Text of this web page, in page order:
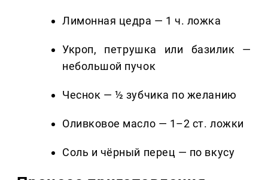
Лимонная цедра — 1 ч. ложка
Укроп, петрушка или базилик —
небольшой пучок
Чеснок — ½ зубчика по желанию
Оливковое масло — 1–2 ст. ложки
Соль и чёрный перец — по вкусу